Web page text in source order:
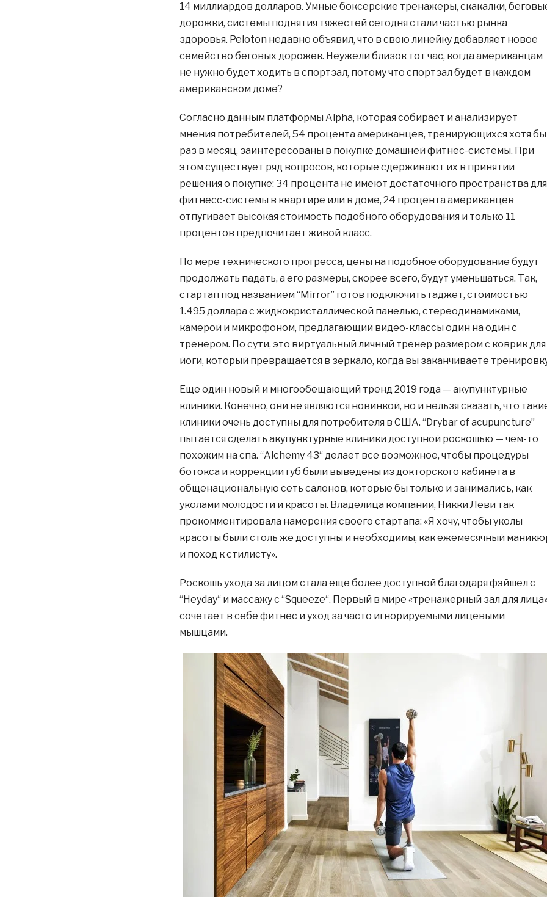
14 миллиардов долларов. Умные боксерские тренажеры, скакалки,
дорожки, системы поднятия тяжестей сегодня стали частью рынка
здоровья. Peloton недавно объявил, что в свою линейку добавляет новое
семейство беговых дорожек. Неужели близок тот час, когда американцам
не нужно будет ходить в спортзал, потому что спортзал будет в каждом
американском доме?
Согласно данным платформы Alpha, которая собирает и анализирует
мнения потребителей, 54 процента американцев, тренирующихся хотя бы
раз в месяц, заинтересованы в покупке домашней фитнес-системы. При
этом существует ряд вопросов, которые сдерживают их в принятии
решения о покупке: 34 процента не имеют достаточного пространства для
фитнесс-системы в квартире или в доме, 24 процента американцев
отпугивает высокая стоимость подобного оборудования и только 11
процентов предпочитает живой класс.
По мере технического прогресса, цены на подобное оборудование будут
продолжать падать, а его размеры, скорее всего, будут уменьшаться. Так,
стартап под названием “Mirror” готов подключить гаджет, стоимостью
1.495 доллара с жидкокристаллической панелью, стереодинамиками,
камерой и микрофоном, предлагающий видео-классы один на один с
тренером. По сути, это виртуальный личный тренер размером с коврик для
йоги, который превращается в зеркало, когда вы заканчиваете
Еще один новый и многообещающий тренд 2019 года — акупунктурные
клиники. Конечно, они не являются новинкой, но и нельзя сказать, что
клиники очень доступны для потребителя в США. “Drybar of acupuncture”
пытается сделать акупунктурные клиники доступной роскошью — чем-то
похожим на спа. “Alchemy 43“ делает все возможное, чтобы процедуры
ботокса и коррекции губ были выведены из докторского кабинета в
общенациональную сеть салонов, которые бы только и занимались, как
уколами молодости и красоты. Владелица компании, Никки Леви так
прокомментировала намерения своего стартапа: «Я хочу, чтобы уколы
красоты были столь же доступны и необходимы, как ежемесячный
и поход к стилисту».
Роскошь ухода за лицом стала еще более доступной благодаря фэйшел с
“Heyday“ и массажу с “Squeeze“. Первый в мире «тренажерный зал для
сочетает в себе фитнес и уход за часто игнорируемыми лицевыми
мышцами.